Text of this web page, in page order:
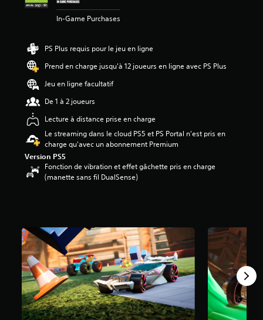
i
7
é
t
o
l
s
s
,
1
K
a
v
i
In-Game Purchases
PS Plus requis pour le jeu en ligne
Prend en charge jusqu'à 12 joueurs en ligne avec PS Plus
Jeu en ligne facultatif
De 1 à 2 joueurs
Lecture à distance prise en charge
Le streaming dans le cloud PS5 et PS Portal n'est pris en
charge qu'avec un abonnement Premium
Version PS5
Fonction de vibration et effet gâchette pris en charge
(manette sans fil DualSense)